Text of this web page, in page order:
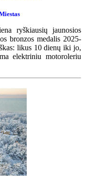
ryškiausių jaunosios
bronzos medalis 2025-
likus 10 dienų iki jo,
elektriniu motoroleriu